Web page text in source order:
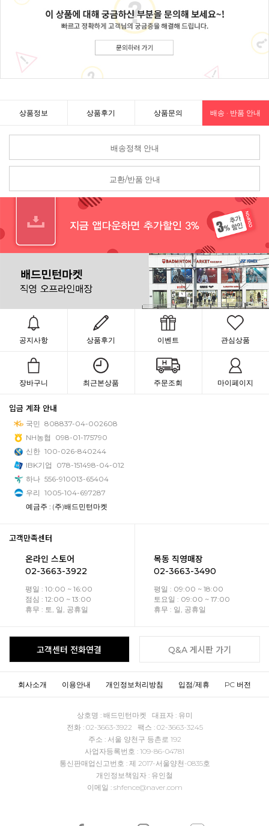
상품정보 상품후기 상품문의 배송 · 반품 안내
배송정책 안내
교환/반품 안내
공지사항 상품후기 이벤트 관심상품
장바구니 최근본상품 주문조회 마이페이지
입금 계좌 안내
국민 808837-04-002608
NH농협
098-01-175790
신한 100-026-840244
IBK기업
078-151498-04-012
하나 556-910013-65404
우리 1005-104-697287
예금주 : (주)배드민턴마켓
고객만족센터
온라인 스토어
02-3663-3922
평일 : 10:00 ~ 16:00
점심 : 12:00 ~ 13:00
휴무 : 토, 일, 공휴일
목동 직영매장
02-3663-3490
평일 : 09:00 ~ 18:00
토요일 : 09:00 ~ 17:00
휴무 : 일, 공휴일
고객센터 전화연결 Q&A 게시판 가기
회사소개 이용안내 개인정보처리방침 입점/제휴 PC 버전
상호명 : 배드민턴마켓 대표자 : 유미
전화 : 02-3663-3922 팩스 : 02-3663-3245
주소 : 서울 양천구 등촌로 192
사업자등록번호 : 109-86-04781
통신판매업신고번호 : 제 2017-서울양천-0835호
개인정보책임자 : 유인철
이메일 : shfence@naver.com